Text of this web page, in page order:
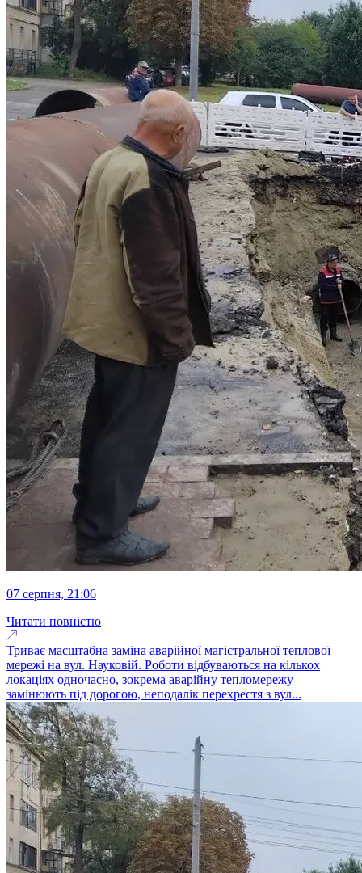
07 серпня, 21:06
Читати повністю
Триває масштабна заміна аварійної магістральної теплової
мережі на вул. Науковій. Роботи відбуваються на кількох
локаціях одночасно, зокрема аварійну тепломережу
замінюють під дорогою, неподалік перехрестя з вул...